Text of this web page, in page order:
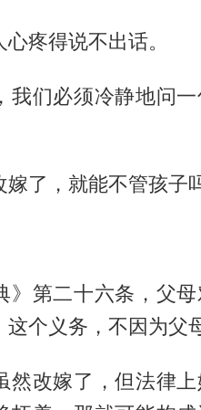
疼得说不出话。
我们必须冷静地问
了，就能不管孩子
》第二十六条，父
个义务，不因为父
然改嫁了，但法律